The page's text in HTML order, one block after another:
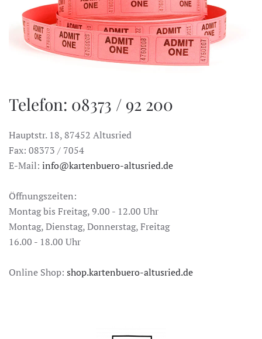
Telefon: 08373 / 92 200
Hauptstr. 18, 87452 Altusried
Fax: 08373 / 7054
E-Mail: info@kartenbuero-altusried.de
Öffnungszeiten:
Montag bis Freitag, 9.00 - 12.00 Uhr
Montag, Dienstag, Donnerstag, Freitag
16.00 - 18.00 Uhr
Online Shop: shop.kartenbuero-altusried.de